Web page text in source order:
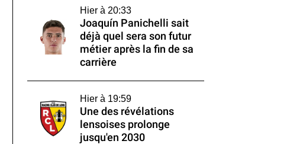
Hier à 20:33
Joaquín Panichelli sait
déjà quel sera son futur
métier après la fin de sa
carrière
Hier à 19:59
Une des révélations
lensoises prolonge
jusqu'en 2030